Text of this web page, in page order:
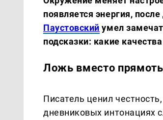
появляется энергия,
Паустовский умел
подсказки: какие
Ложь вместо
Писатель ценил
дневниковых интонациях